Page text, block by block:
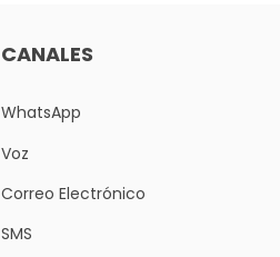
CANALES
WhatsApp
Voz
Correo Electrónico
SMS